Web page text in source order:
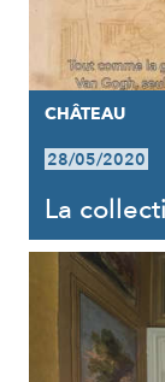
CHÂTEAU
28/05/2020
La